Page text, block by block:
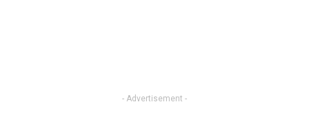
- Advertisement -